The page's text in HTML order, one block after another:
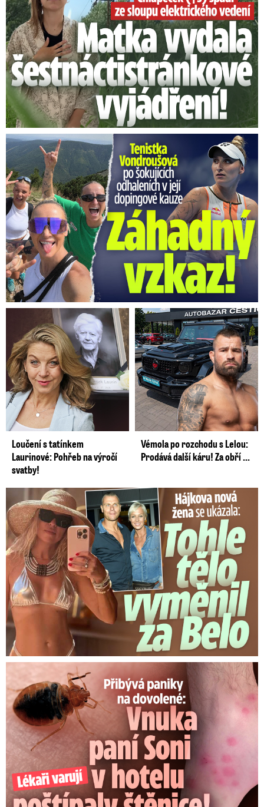
Vondroušová po šokujících odhaleních v kauze: Záhadný vzkaz!
Loučení s tatínkem
Laurinové: Pohřeb na výročí
svatby!
Vémola po rozchodu s Lelou:
Prodává další káru! Za obří ...
Tohle tělo nahradilo Belo: Nová partnerka se ukázala...
Panika na dovolené: Vnuka Soni v hotelu poštípaly štěnice!